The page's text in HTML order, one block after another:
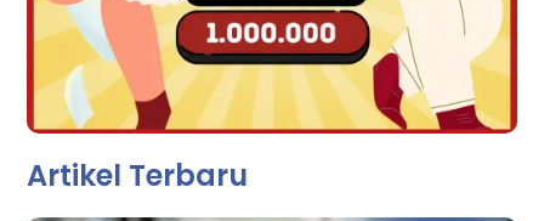
Artikel Terbaru